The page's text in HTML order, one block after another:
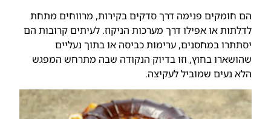
הם חומקים פנימה דרך סדקים בקירות, מרווחים מתחת
לדלתות או אפילו דרך מערכות הניקוז. לעיתים קרובות הם
יסתתרו במחסנים, ערימות כביסה או בתוך נעליים
שהושארו בחוץ, וזו בדיוק הנקודה שבה מתרחש המפגש
הלא נעים שמוביל לעקיצה.